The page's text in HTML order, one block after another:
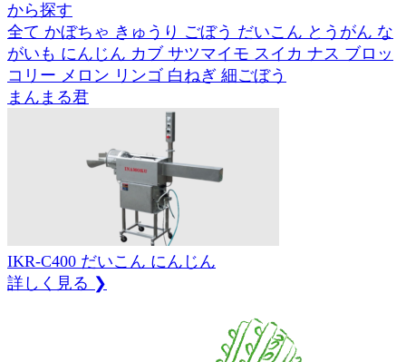
から探す
全て かぼちゃ きゅうり ごぼう だいこん とうがん な
がいも にんじん カブ サツマイモ スイカ ナス ブロッ
コリー メロン リンゴ 白ねぎ 細ごぼう
まんまる君
IKR-C400 だいこん にんじん
詳しく見る ❯